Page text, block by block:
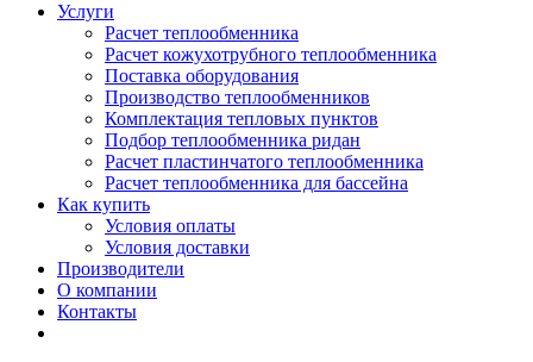
Услуги
Расчет теплообменника
Расчет кожухотрубного теплообменника
Поставка оборудования
Производство теплообменников
Комплектация тепловых пунктов
Подбор теплообменника ридан
Расчет пластинчатого теплообменника
Расчет теплообменника для бассейна
Как купить
Условия оплаты
Условия доставки
Производители
О компании
Контакты